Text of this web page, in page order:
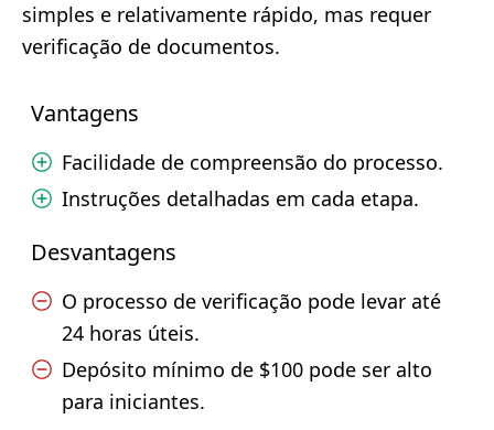
simples e relativamente rápido, mas requer
verificação de documentos.
Vantagens
Facilidade de compreensão do processo.
Instruções detalhadas em cada etapa.
Desvantagens
O processo de verificação pode levar até
24 horas úteis.
Depósito mínimo de $100 pode ser alto
para iniciantes.